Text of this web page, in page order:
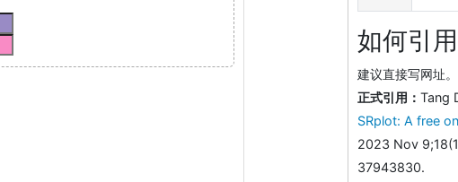
如何引
建议直接写网址
正式引用： Tang
SRplot: A free
2023 Nov
37943830.